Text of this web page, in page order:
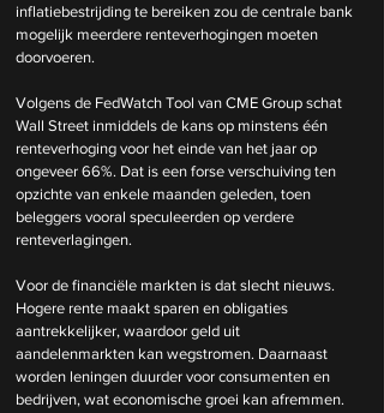
inflatiebestrijding te bereiken zou de centrale bank
mogelijk meerdere renteverhogingen moeten
doorvoeren.
Volgens de FedWatch Tool van CME Group schat
Wall Street inmiddels de kans op minstens één
renteverhoging voor het einde van het jaar op
ongeveer 66%. Dat is een forse verschuiving ten
opzichte van enkele maanden geleden, toen
beleggers vooral speculeerden op verdere
renteverlagingen.
Voor de financiële markten is dat slecht nieuws.
Hogere rente maakt sparen en obligaties
aantrekkelijker, waardoor geld uit
aandelenmarkten kan wegstromen. Daarnaast
worden leningen duurder voor consumenten en
bedrijven, wat economische groei kan afremmen.